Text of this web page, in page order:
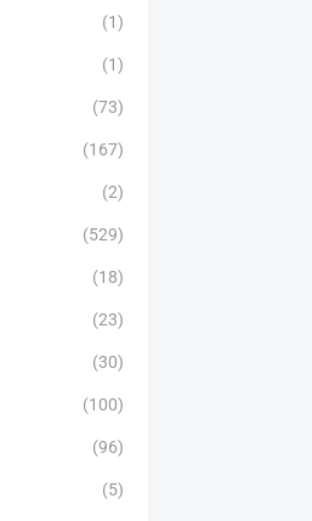
(1)
(1)
(73)
(167)
(2)
(529)
(18)
(23)
(30)
(100)
(96)
(5)